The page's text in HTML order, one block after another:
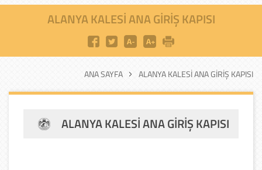
ALANYA KALESI ANA GIRIŞ KAPISI
ANA SAYFA ALANYA KALESI ANA GIRIŞ KAPISI
ALANYA KALESI ANA GIRIŞ KAPISI